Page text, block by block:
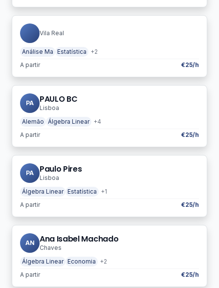
Vila Real
Análise Ma Estatística
+2
A partir
€25/h
PA PAULO BC
Lisboa
Alemão Álgebra Linear +4
A partir
€25/h
PA Paulo Pires
Lisboa
Álgebra Linear Estatística
+1
A partir
€25/h
AN Ana Isabel Machado
Chaves
Álgebra Linear Economia
+2
A partir
€25/h